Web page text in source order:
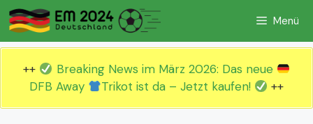
Zum
Inhalt
springen
Menü
++
Breaking News im März 2026: Das neue
DFB Away
Trikot ist da – Jetzt kaufen! ++